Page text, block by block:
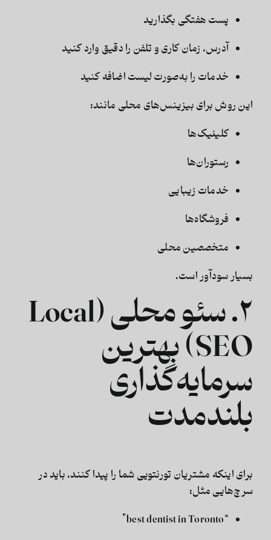
پست هفتگی بگذارید
آدرس، زمان کاری و تلفن را دقیق وارد کنید
خدمات را به‌صورت لیست اضافه کنید
این روش برای بیزینس‌های محلی مانند:
کلینیک‌ها
رستوران‌ها
خدمات زیبایی
فروشگاه‌ها
متخصصین محلی
بسیار سودآور است.
۲. سئو محلی (Local
SEO) بهترین
سرمایه‌گذاری
بلندمدت
برای اینکه مشتریان تورنتویی شما را پیدا کنند، باید در
سرچ‌هایی مثل:
“best dentist in Toronto”